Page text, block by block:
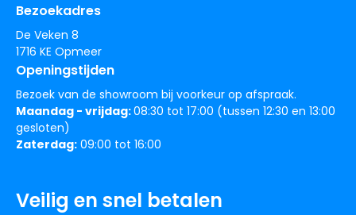
Bezoekadres
De Veken 8
1716 KE Opmeer
Openingstijden
Bezoek van de showroom bij voorkeur op afspraak.
Maandag - vrijdag:08:30 tot 17:00 (tussen 12:30 en 13:00
gesloten)
Zaterdag: 09:00 tot 16:00
Veilig en snel betalen